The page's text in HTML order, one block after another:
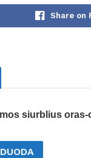
Share on
siurblius oras-